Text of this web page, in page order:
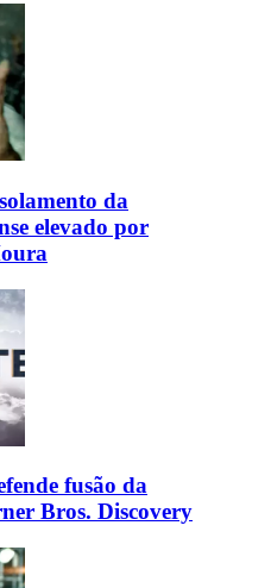
da
elevado por
fusão da
Bros. Discovery